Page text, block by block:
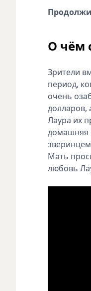
О чём
Зрители
период,
очень
долларов,
Лаура их
домашняя
Мать
любовь